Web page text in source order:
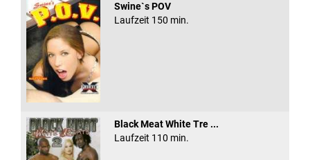
Swine`s POV
Laufzeit 150 min.
Black Meat White Tre ...
Laufzeit 110 min.